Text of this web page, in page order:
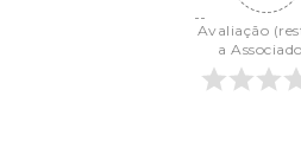
Avaliação
a